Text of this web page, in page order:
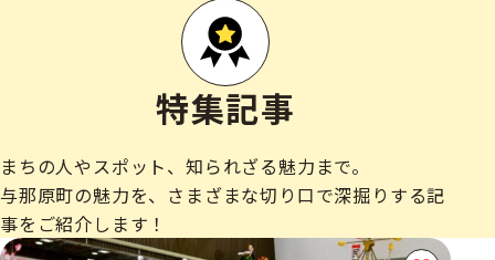
特集記事
まちの人やスポット、知られざる魅力まで。
与那原町の魅力を、さまざまな切り口で深掘りする記
事をご紹介します！